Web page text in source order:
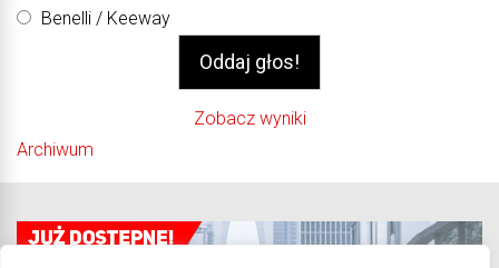
Benelli / Keeway
Zobacz wyniki
Archiwum